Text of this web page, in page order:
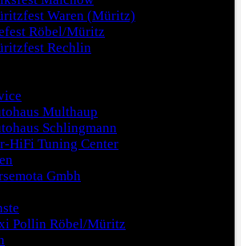
Waren (Müritz)
Röbel/Müritz
Rechlin
Multhaup
Schlingmann
HiFi Tuning Center
Gmbh
Pollin Röbel/Müritz